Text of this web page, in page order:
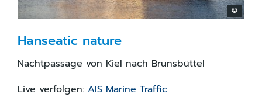
©
Hanseatic nature
Nachtpassage von Kiel nach Brunsbüttel
Live verfolgen: AIS Marine Traffic